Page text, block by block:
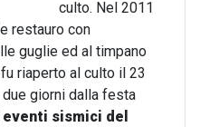
culto. Nel 2011
restauro con
guglie ed al timpano
riaperto al culto il 23
giorni dalla festa
eventi sismici del